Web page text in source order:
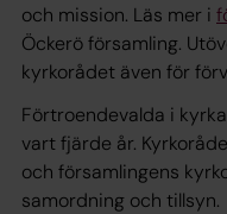
och mission. Läs mer i
Öckerö församling.
kyrkorådet även för
Förtroendevalda i
vart fjärde år.
och församlingens
samordning och tillsyn.